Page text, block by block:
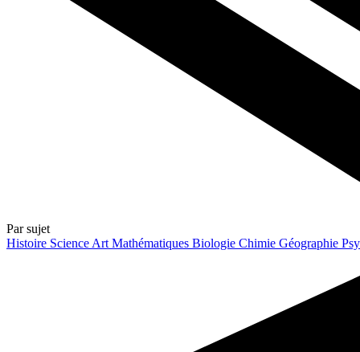
Par sujet
Histoire Science Art Mathématiques Biologie Chimie Géographie